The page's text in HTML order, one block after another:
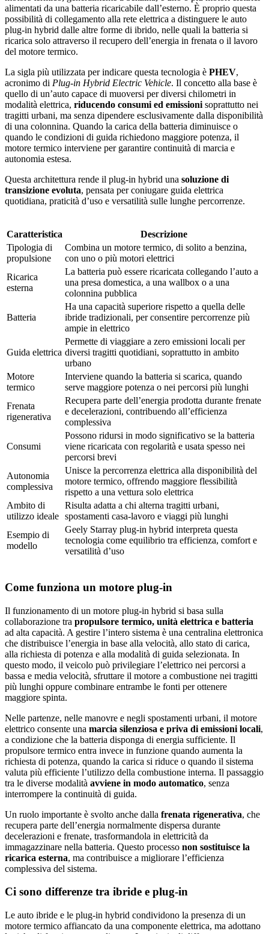
alimentati da una batteria ricaricabile dall’esterno. È proprio questa
possibilità di collegamento alla rete elettrica a distinguere le auto
plug-in hybrid dalle altre forme di ibrido, nelle quali la batteria si
ricarica solo attraverso il recupero dell’energia in frenata o il lavoro
del motore termico.
La sigla più utilizzata per indicare questa tecnologia è PHEV,
acronimo di Plug-in Hybrid Electric Vehicle. Il concetto alla base è
quello di un’auto capace di muoversi per diversi chilometri in
modalità elettrica, riducendo consumi ed emissioni soprattutto nei
tragitti urbani, ma senza dipendere esclusivamente dalla disponibilità
di una colonnina. Quando la carica della batteria diminuisce o
quando le condizioni di guida richiedono maggiore potenza, il
motore termico interviene per garantire continuità di marcia e
autonomia estesa.
Questa architettura rende il plug-in hybrid una soluzione di
transizione evoluta, pensata per coniugare guida elettrica
quotidiana, praticità d’uso e versatilità sulle lunghe percorrenze.
Caratteristica
Descrizione
Tipologia di
propulsione
Combina un motore termico, di solito a benzina,
con uno o più motori elettrici
Ricarica
esterna
La batteria può essere ricaricata collegando l’auto a
una presa domestica, a una wallbox o a una
colonnina pubblica
Batteria
Ha una capacità superiore rispetto a quella delle
ibride tradizionali, per consentire percorrenze più
ampie in elettrico
Guida elettrica
Permette di viaggiare a zero emissioni locali per
diversi tragitti quotidiani, soprattutto in ambito
urbano
Motore
termico
Interviene quando la batteria si scarica, quando
serve maggiore potenza o nei percorsi più lunghi
Frenata
rigenerativa
Recupera parte dell’energia prodotta durante frenate
e decelerazioni, contribuendo all’efficienza
complessiva
Consumi
Possono ridursi in modo significativo se la batteria
viene ricaricata con regolarità e usata spesso nei
percorsi brevi
Autonomia
complessiva
Unisce la percorrenza elettrica alla disponibilità del
motore termico, offrendo maggiore flessibilità
rispetto a una vettura solo elettrica
Ambito di
utilizzo ideale
Risulta adatta a chi alterna tragitti urbani,
spostamenti casa-lavoro e viaggi più lunghi
Esempio di
modello
Geely Starray plug-in hybrid interpreta questa
tecnologia come equilibrio tra efficienza, comfort e
versatilità d’uso
Come funziona un motore plug-in
Il funzionamento di un motore plug-in hybrid si basa sulla
collaborazione tra propulsore termico, unità elettrica e batteria
ad alta capacità. A gestire l’intero sistema è una centralina elettronica
che distribuisce l’energia in base alla velocità, allo stato di carica,
alla richiesta di potenza e alla modalità di guida selezionata. In
questo modo, il veicolo può privilegiare l’elettrico nei percorsi a
bassa e media velocità, sfruttare il motore a combustione nei tragitti
più lunghi oppure combinare entrambe le fonti per ottenere
maggiore spinta.
Nelle partenze, nelle manovre e negli spostamenti urbani, il motore
elettrico consente una marcia silenziosa e priva di emissioni locali,
a condizione che la batteria disponga di energia sufficiente. Il
propulsore termico entra invece in funzione quando aumenta la
richiesta di potenza, quando la carica si riduce o quando il sistema
valuta più efficiente l’utilizzo della combustione interna. Il passaggio
tra le diverse modalità avviene in modo automatico, senza
interrompere la continuità di guida.
Un ruolo importante è svolto anche dalla frenata rigenerativa, che
recupera parte dell’energia normalmente dispersa durante
decelerazioni e frenate, trasformandola in elettricità da
immagazzinare nella batteria. Questo processo non sostituisce la
ricarica esterna, ma contribuisce a migliorare l’efficienza
complessiva del sistema.
Ci sono differenze tra ibride e plug-in
Le auto ibride e le plug-in hybrid condividono la presenza di un
motore termico affiancato da una componente elettrica, ma adottano